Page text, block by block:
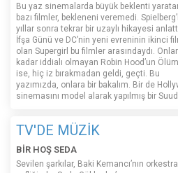
Bu yaz sinemalarda büyük beklenti
bazı filmler, bekleneni veremedi.
yıllar sonra tekrar bir uzaylı hikayesi
İfşa Günü ve DC’nin yeni evreninin ikinci
olan Supergirl bu filmler arasındaydı. Onlar
kadar iddialı olmayan Robin Hood’un
ise, hiç iz bırakmadan geldi, geçti. Bu
yazımızda, onlara bir bakalım. Bir de
sinemasını model alarak yapılmış bir
TV'DE MÜZİK
BİR HOŞ SEDA
Sevilen şarkılar, Baki Kemancı’nın orkestra